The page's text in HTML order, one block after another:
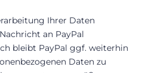
Ihrer Daten
an PayPal
bleibt PayPal ggf. weiterhin
Daten zu